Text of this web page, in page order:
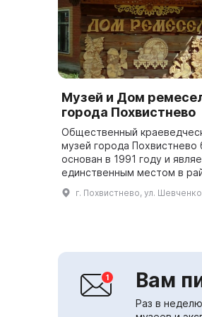
Музей и Дом
города Похвистнево
Общественный
музей города Похвистнево
основан в 1991 году и
единственным местом в
где можно познакомиться с
историей местности. В
г. Похвистнево, ул.
Вам
Раз в